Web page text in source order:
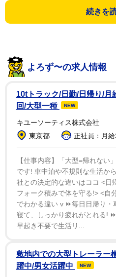
ありません」「ただ文字数の
しろ逆の結果を招いたり、私
新実アナは京都大学卒で１
６年間にわたりメインキャス
ス「報道ランナー」が今年３
ラー担当番組を持たずスポー
る。
続きを
よろず〜の求人情報
10tトラック/日勤/日帰り/月
回/大型一種
NEW
キユーソーティス株式会社
東京都
正社員：月
【仕事内容】「大型=帰れない
です! 車中泊や不規則な生活か
社との決定的な違いはココ <日
フォーク積みで体を守る!> <自
でわかる違い v ⏩毎日日帰り
寝て、しっかり疲れがとれる!
早起き不要で生活リ...
敷地内での大型トレーラー
躍中/男女活躍中
NEW